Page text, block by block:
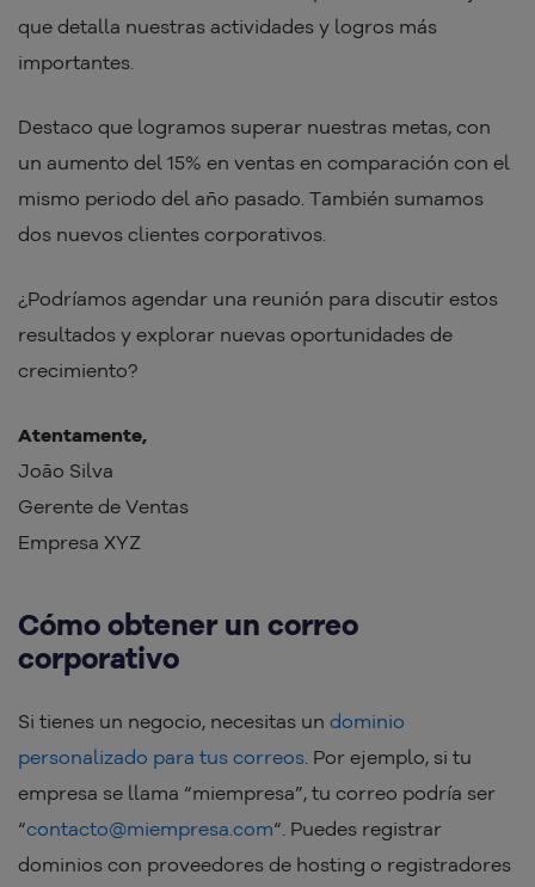
que detalla nuestras actividades y logros más
importantes.
Destaco que logramos superar nuestras metas, con
un aumento del 15% en ventas en comparación con el
mismo periodo del año pasado. También sumamos
dos nuevos clientes corporativos.
¿Podríamos agendar una reunión para discutir estos
resultados y explorar nuevas oportunidades de
crecimiento?
Atentamente,
João Silva
Gerente de Ventas
Empresa XYZ
Cómo obtener un correo
corporativo
Si tienes un negocio, necesitas un dominio
personalizado para tus correos. Por ejemplo, si tu
empresa se llama “miempresa”, tu correo podría ser
“contacto@miempresa.com“. Puedes registrar
dominios con proveedores de hosting o registradores